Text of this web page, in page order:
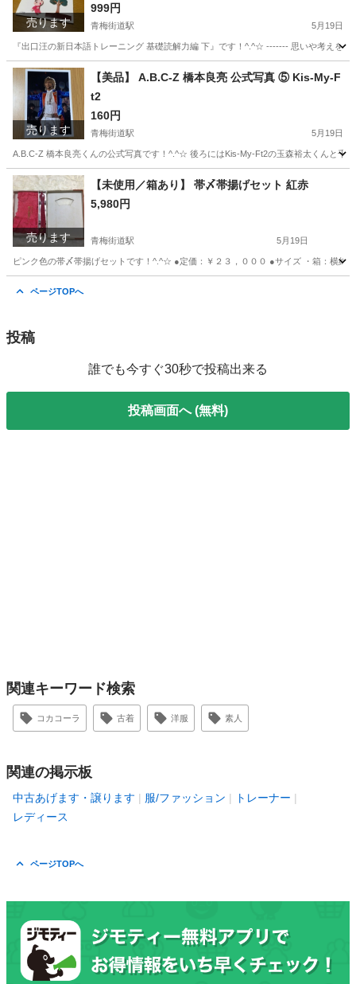
売ります
999円
青梅街道駅 5月19日
『出口汪の新日本語トレーニング 基礎読解力編 下』です！^.^☆ ------- 思いや考えを
東京 小平市 青梅街道駅 参考書 英才教育
売ります
【美品】 A.B.C-Z 橋本良亮 公式写真 ⑤ Kis-My-F
t2
160円
青梅街道駅 5月19日
A.B.C-Z 橋本良亮くんの公式写真です！^.^☆ 後ろにはKis-My-Ft2の玉森裕太くんと千
東京 小平市 青梅街道駅 おもちゃ ABCZ
売ります
【未使用／箱あり】 帯〆帯揚げセット 紅赤
5,980円
青梅街道駅 5月19日
ピンク色の帯〆帯揚げセットです！^.^☆ ●定価：￥２３，０００ ●サイズ ・箱：横約
ページTOPへ
投稿
誰でも今すぐ30秒で投稿出来る
投稿画面へ (無料)
関連キーワード検索
コカコーラ 古着 洋服 素人
関連の掲示板
中古あげます・譲ります 服/ファッション
トレーナー
レディース
ページTOPへ